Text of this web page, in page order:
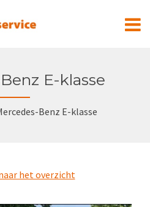
E-klasse
Benz E-klasse
het overzicht